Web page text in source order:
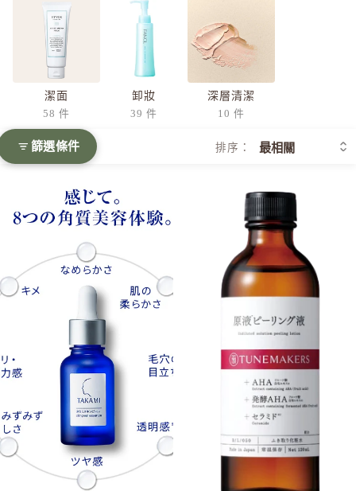
潔面
58 件
卸妝
39 件
深層清潔
10 件
篩選條件 排序：